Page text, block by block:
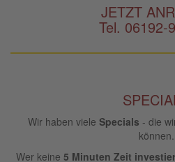
JETZT
Tel. 06192-
Wir haben viele Specials - die
können.
Wer keine 5 Minuten Zeit